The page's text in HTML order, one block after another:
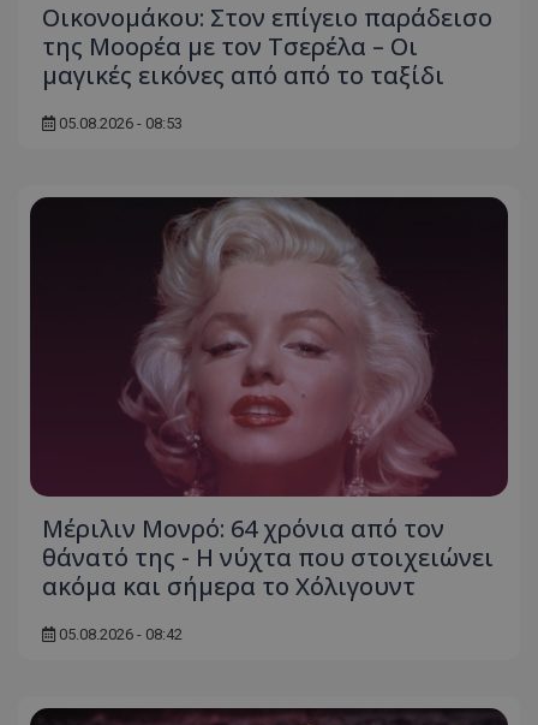
Οικονομάκου: Στον επίγειο παράδεισο
της Μοορέα με τον Τσερέλα – Οι
μαγικές εικόνες από από το ταξίδι
05.08.2026 - 08:53
Μέριλιν Μονρό: 64 χρόνια από τον
θάνατό της - Η νύχτα που στοιχειώνει
ακόμα και σήμερα το Χόλιγουντ
05.08.2026 - 08:42